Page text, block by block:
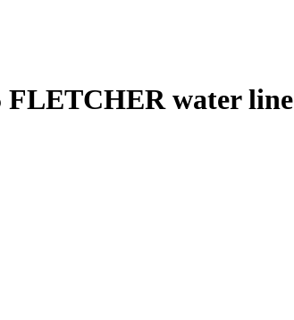
FLETCHER water